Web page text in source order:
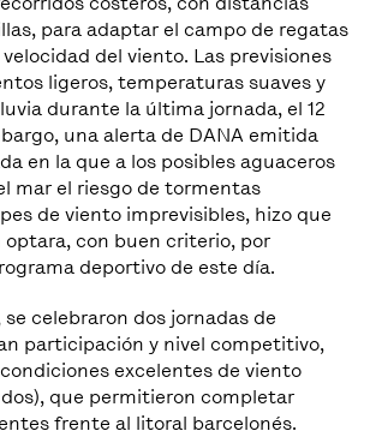
para adaptar el campo de regatas
del viento. Las previsiones
ligeros, temperaturas suaves y
durante la última jornada, el 12
una alerta de DANA emitida
en la que a los posibles aguaceros
mar el riesgo de tormentas
de viento imprevisibles, hizo que
optara, con buen criterio, por
deportivo de este día.
se celebraron dos jornadas de
participación y nivel competitivo,
excelentes de viento
que permitieron completar
frente al litoral barcelonés.